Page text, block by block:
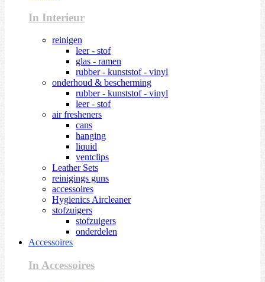
In Interieur
reinigen
leer - stof
glas - ramen
rubber - kunststof - vinyl
onderhoud & bescherming
rubber - kunststof - vinyl
leer - stof
air fresheners
cans
hanging
liquid
ventclips
Leather Sets
reinigings guns
accessoires
Hygienics Aircleaner
stofzuigers
stofzuigers
onderdelen
Accessoires
In Accessoires